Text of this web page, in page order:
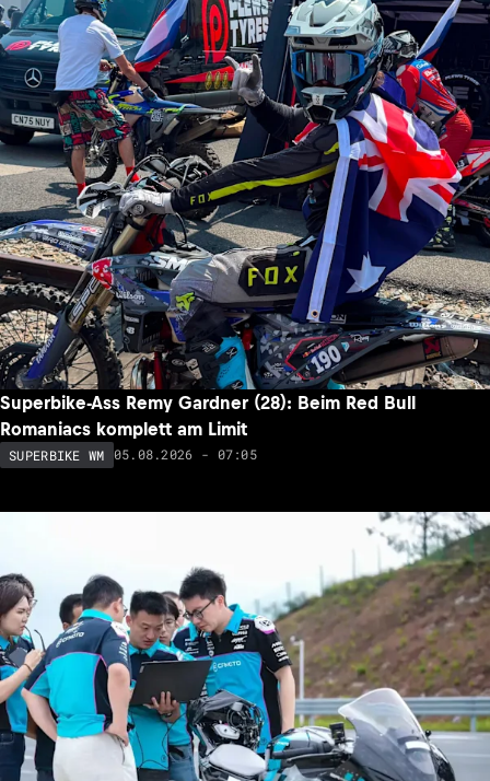
Superbike-Ass Remy Gardner (28): Beim Red Bull
Romaniacs komplett am Limit
SUPERBIKE WM 05.08.2026 - 07:05